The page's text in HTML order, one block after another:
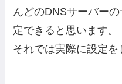
んどのDNSサーバー
定できると思います。
それでは実際に設定を